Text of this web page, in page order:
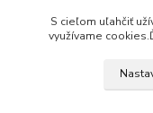
S cieľom uľahčiť
využívame